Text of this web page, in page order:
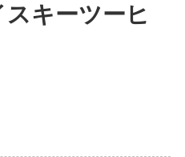
キーツーヒ